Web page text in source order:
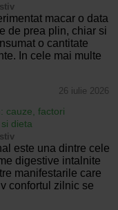
macar o data
de prea plin, chiar si
o cantitate
In cele mai multe
26 iulie 2026
cauze, factori
dieta
este una dintre cele
digestive intalnite
manifestarile care
confortul zilnic se